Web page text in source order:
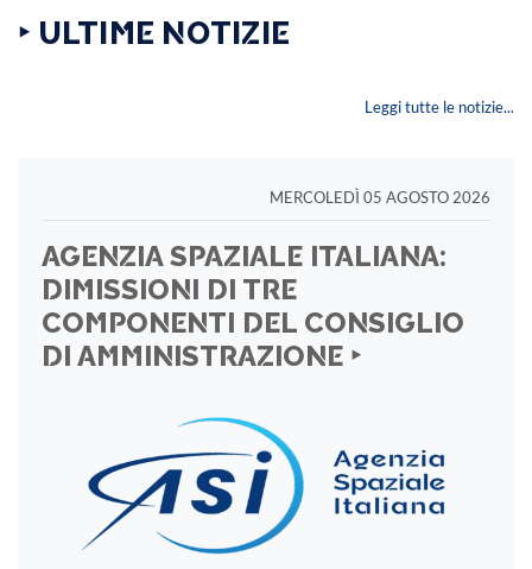
‣ ULTIME NOTIZIE
Leggi tutte le notizie...
MERCOLEDÌ 05 AGOSTO 2026
AGENZIA SPAZIALE ITALIANA:
DIMISSIONI DI TRE
COMPONENTI DEL CONSIGLIO
DI AMMINISTRAZIONE ‣